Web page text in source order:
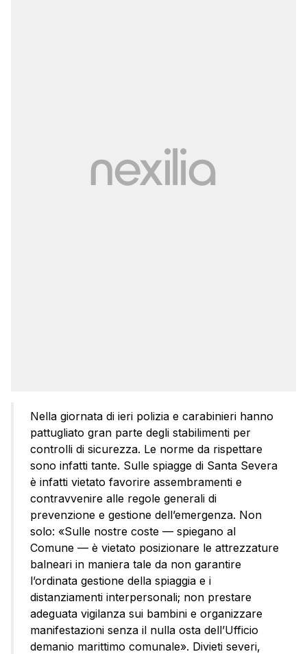
Nella giornata di ieri polizia e carabinieri hanno
pattugliato gran parte degli stabilimenti per
controlli di sicurezza. Le norme da rispettare
sono infatti tante. Sulle spiagge di Santa Severa
è infatti vietato favorire assembramenti e
contravvenire alle regole generali di
prevenzione e gestione dell’emergenza. Non
solo: «Sulle nostre coste — spiegano al
Comune — è vietato posizionare le attrezzature
balneari in maniera tale da non garantire
l’ordinata gestione della spiaggia e i
distanziamenti interpersonali; non prestare
adeguata vigilanza sui bambini e organizzare
manifestazioni senza il nulla osta dell’Ufficio
demanio marittimo comunale». Divieti severi,